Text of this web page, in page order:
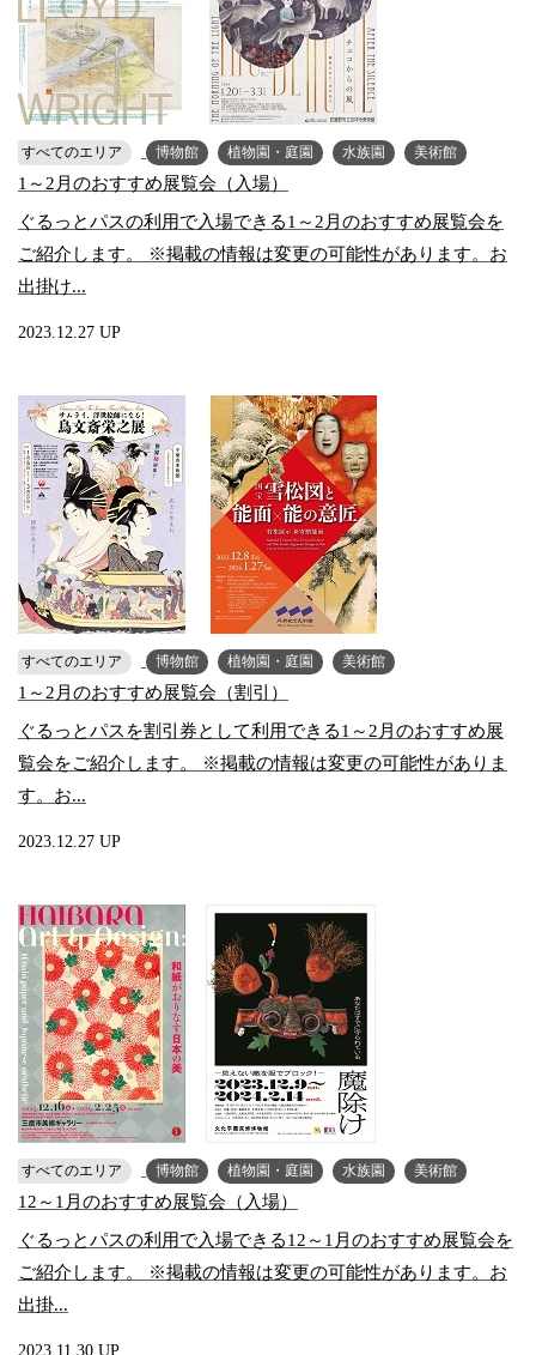
すべてのエリア 博物館 植物園・庭園 水族園 美術館
1～2月のおすすめ展覧会（入場）
ぐるっとパスの利用で入場できる1～2月のおすすめ展覧会を
ご紹介します。 ※掲載の情報は変更の可能性があります。お
出掛け...
2023.12.27 UP
すべてのエリア 博物館 植物園・庭園 美術館
1～2月のおすすめ展覧会（割引）
ぐるっとパスを割引券として利用できる1～2月のおすすめ展
覧会をご紹介します。 ※掲載の情報は変更の可能性がありま
す。お...
2023.12.27 UP
すべてのエリア 博物館 植物園・庭園 水族園 美術館
12～1月のおすすめ展覧会（入場）
ぐるっとパスの利用で入場できる12～1月のおすすめ展覧会を
ご紹介します。 ※掲載の情報は変更の可能性があります。お
出掛...
2023.11.30 UP